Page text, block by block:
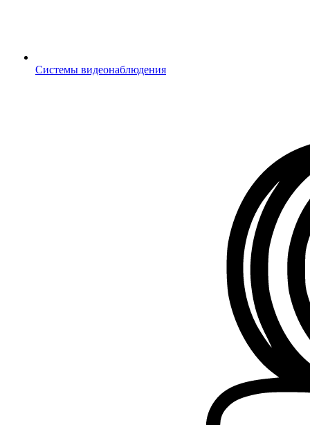
Системы видеонаблюдения